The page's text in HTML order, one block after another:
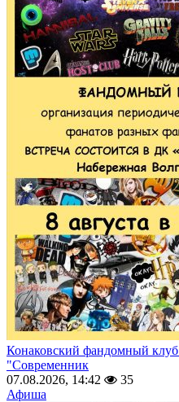
Конаковский фандомный
"Современник
07.08.2026, 14:42
35
Афиша